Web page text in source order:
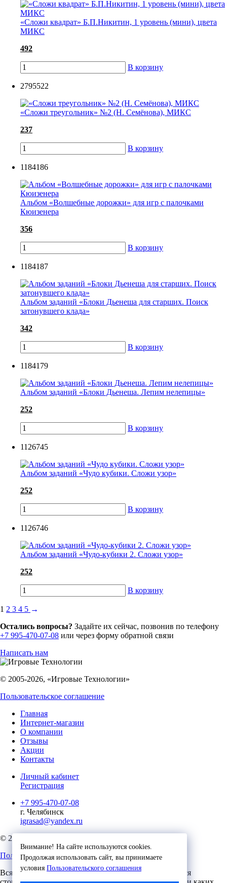
«Сложи квадрат» Б.П.Никитин, 1 уровень (мини), цвета
МИКС
492
В корзину
2795522
«Сложи треугольник» №2 (Н. Семёнова), МИКС
237
В корзину
1184186
Альбом «Волшебные дорожки» для игр с палочками
Кюизенера
356
В корзину
1184187
Альбом заданий «Блоки Дьенеша для старших. Поиск
затонувшего клада»
342
В корзину
1184179
Альбом заданий «Блоки Дьенеша. Лепим нелепицы»
252
В корзину
1126745
Альбом заданий «Чудо кубики. Сложи узор»
252
В корзину
1126746
Альбом заданий «Чудо-кубики 2. Сложи узор»
252
В корзину
1 2 3 4 5 →
Внимание! На сайте используются cookies.
Продолжая использовать сайт, вы принимаете
условия Пользовательского соглашения
Остались вопросы? Задайте их сейчас, позвонив по телефону
+7 995-470-07-08 или через форму обратной связи
Написать нам
© 2005-2026, «Игровые Технологии»
Пользовательское соглашение
Главная
Интернет-магазин
О компании
Отзывы
Акции
Контакты
Личный кабинет
Регистрация
+7 995-470-07-08
г. Челябинск
igrasad@yandex.ru
© 2023, Игровые Технологии
Пользовательское соглашение
Вся представленная на сайте информация, касающаяся